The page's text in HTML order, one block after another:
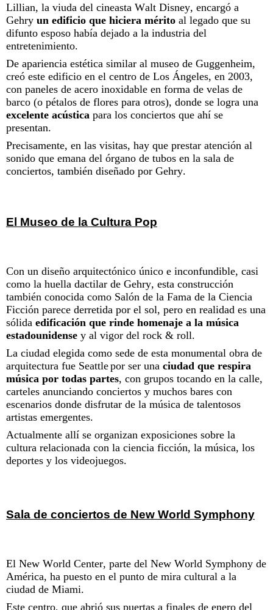
Lillian, la viuda del cineasta Walt Disney, encargó a
Gehry un edificio que hiciera mérito al legado que su
difunto esposo había dejado a la industria del
entretenimiento.
De apariencia estética similar al museo de Guggenheim,
creó este edificio en el centro de Los Ángeles, en 2003,
con paneles de acero inoxidable en forma de velas de
barco (o pétalos de flores para otros), donde se logra una
excelente acústica para los conciertos que ahí se
presentan.
Precisamente, en las visitas, hay que prestar atención al
sonido que emana del órgano de tubos en la sala de
conciertos, también diseñado por Gehry.
El Museo de la Cultura Pop
Con un diseño arquitectónico único e inconfundible, casi
como la huella dactilar de Gehry, esta construcción
también conocida como Salón de la Fama de la Ciencia
Ficción parece derretida por el sol, pero en realidad es una
sólida edificación que rinde homenaje a la música
estadounidense y al vigor del rock & roll.
La ciudad elegida como sede de esta monumental obra de
arquitectura fue Seattlepor ser una ciudad que respira
música por todas partes, con grupos tocando en la calle,
carteles anunciando conciertos y muchos bares con
escenarios donde disfrutar de la música de talentosos
artistas emergentes.
Actualmente allí se organizan exposiciones sobre la
cultura relacionada con la ciencia ficción, la música, los
deportes y los videojuegos.
Sala de conciertos de New World Symphony
El New World Center, parte del New World Symphony de
América, ha puesto en el punto de mira cultural a la
ciudad de Miami.
Este centro, que abrió sus puertas a finales de enero del